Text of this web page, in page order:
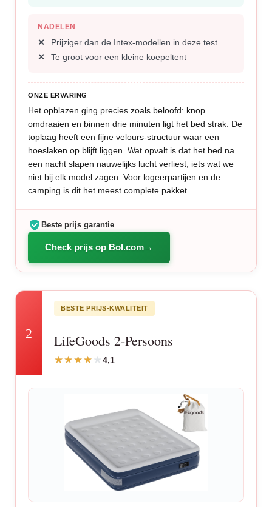
NADELEN
Prijziger dan de Intex-modellen in deze test
Te groot voor een kleine koepeltent
ONZE ERVARING
Het opblazen ging precies zoals beloofd: knop
omdraaien en binnen drie minuten ligt het bed strak. De
toplaag heeft een fijne velours-structuur waar een
hoeslaken op blijft liggen. Wat opvalt is dat het bed na
een nacht slapen nauwelijks lucht verliest, iets wat we
niet bij elk model zagen. Voor logeerpartijen en de
camping is dit het meest complete pakket.
Beste prijs garantie
Check prijs op Bol.com
2
BESTE PRIJS-KWALITEIT
LifeGoods 2-Persoons
4,1